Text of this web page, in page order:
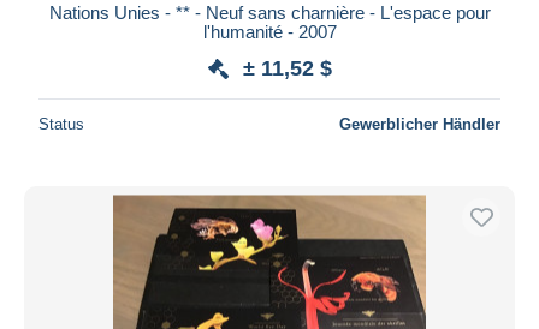
Nations Unies - ** - Neuf sans charnière - L'espace pour
l'humanité - 2007
± 11,52 $
Status Gewerblicher Händler